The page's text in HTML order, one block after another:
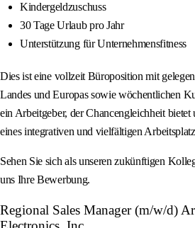
Kindergeldzuschuss
30 Tage Urlaub pro Jahr
Unterstützung für Unternehmensfitness
Dies ist eine vollzeit Büroposition mit
Landes und Europas sowie wöchentlichen
ein Arbeitgeber, der Chancengleichheit
eines integrativen und vielfältigen
Sehen Sie sich als unseren zukünftigen
uns Ihre Bewerbung.
Regional Sales Manager (m/w/d)